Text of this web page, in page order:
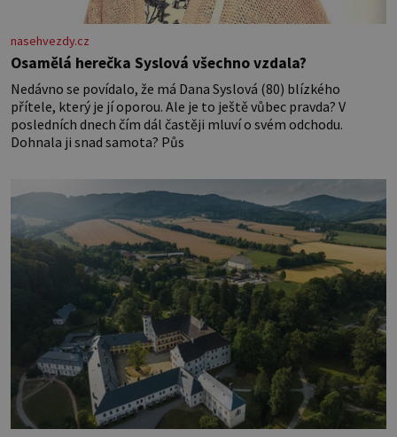
nasehvezdy.cz
Osamělá herečka Syslová všechno vzdala?
Nedávno se povídalo, že má Dana Syslová (80) blízkého
přítele, který je jí oporou. Ale je to ještě vůbec pravda? V
posledních dnech čím dál častěji mluví o svém odchodu.
Dohnala ji snad samota? Půs